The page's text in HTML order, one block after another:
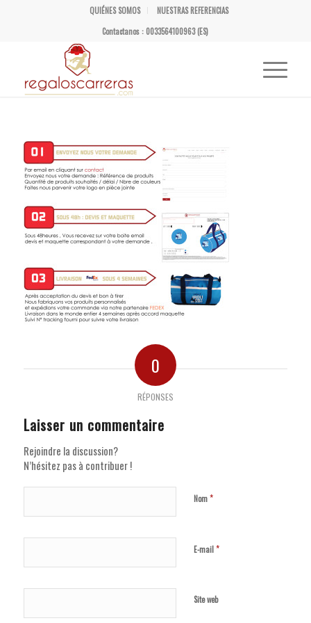
QUIÉNES SOMOS
NUESTRAS REFERENCIAS
Contactanos : 0033564100963 (ES)
0
RÉPONSES
Laisser un commentaire
Rejoindre la discussion?
N’hésitez pas à contribuer !
Nom*
E-mail*
Site web